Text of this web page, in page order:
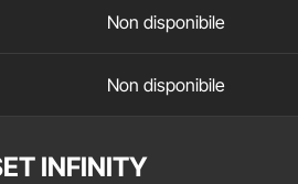
Non disponibile
Non disponibile
INFINITY